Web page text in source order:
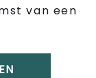
van een